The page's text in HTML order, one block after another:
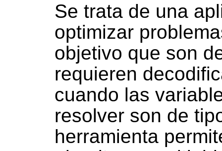
Se trata de una
optimizar
objetivo que son
requieren
cuando las
resolver son de
herramienta